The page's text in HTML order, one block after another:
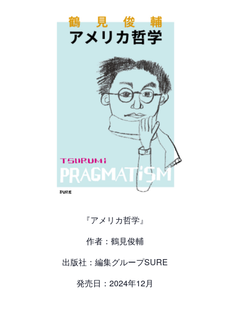
『アメリカ哲学』
作者：鶴見俊輔
出版社：編集グループSURE
発売日：2024年12月